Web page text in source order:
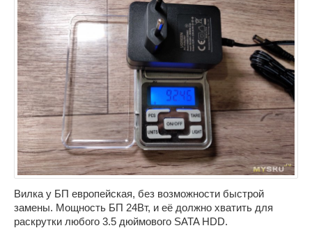
Вилка у БП европейская, без возможности быстрой
замены. Мощность БП 24Вт, и её должно хватить для
раскрутки любого 3.5 дюймового SATA HDD.